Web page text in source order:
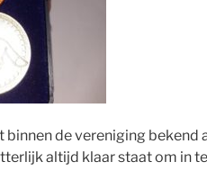
de vereniging bekend
altijd klaar staat om in